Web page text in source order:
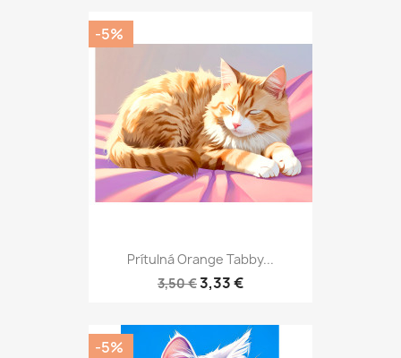
Prítulná Orange Tabby...
3,50 €3,33 €
-5%
-5%